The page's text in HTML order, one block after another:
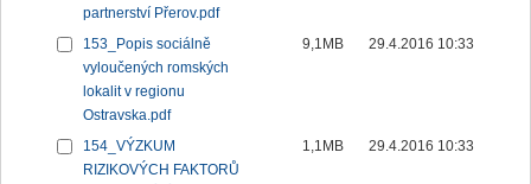
partnerství Přerov.pdf
153_Popis sociálně
vyloučených romských
lokalit v regionu
Ostravska.pdf
9,1MB 29.4.2016 10:33
154_VÝZKUM
RIZIKOVÝCH FAKTORŮ
1,1MB 29.4.2016 10:33